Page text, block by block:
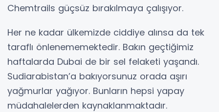
Chemtrails güçsüz bırakılmaya çalışıyor.
Her ne kadar ülkemizde ciddiye alınsa da tek
taraflı önlenememektedir. Bakın geçtiğimiz
haftalarda Dubai de bir sel felaketi yaşandı.
Sudiarabistan’a bakıyorsunuz orada aşırı
yağmurlar yağıyor. Bunların hepsi yapay
müdahalelerden kaynaklanmaktadır.